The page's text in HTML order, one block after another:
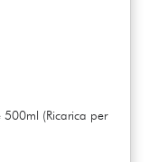
(Ricarica per